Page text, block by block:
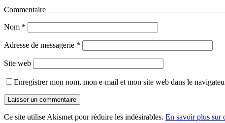
Commentaire
Nom *
Adresse de messagerie *
Site web
Enregistrer mon nom, mon e-mail et mon site web dans le
Ce site utilise Akismet pour réduire les indésirables. En savoir plus sur